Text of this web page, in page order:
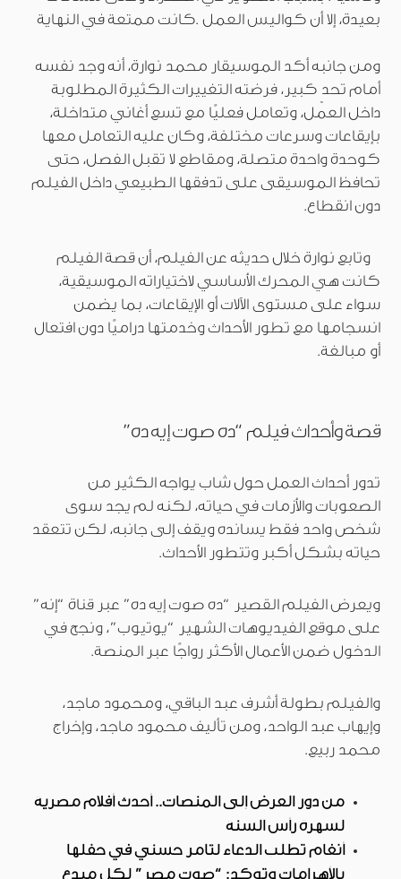
بعيدة، إلا أن كواليس العمل .كانت ممتعة في النهاية
ومن جانبه أكد الموسيقار محمد نوارة، أنه وجد نفسه
أمام تحدٍ كبير، فرضته التغييرات الكثيرة المطلوبة
داخل العمل، وتعامل فعليًا مع تسع أغاني متداخلة،
بإيقاعات وسرعات مختلفة، وكان عليه التعامل معها
كوحدة واحدة متصلة، ومقاطع لا تقبل الفصل، حتى
تحافظ الموسيقى على تدفقها الطبيعي داخل الفيلم
دون انقطاع.
وتابع نوارة خلال حديثه عن الفيلم، أن قصة الفيلم
كانت هي المحرك الأساسي لاختياراته الموسيقية،
سواء على مستوى الآلات أو الإيقاعات، بما يضمن
انسجامها مع تطور الأحداث وخدمتها دراميًا دون افتعال
أو مبالغة.
قصة وأحداث فيلم “ده صوت إيه ده”
تدور أحداث العمل حول شاب يواجه الكثير من
الصعوبات والأزمات في حياته، لكنه لم يجد سوى
شخص واحد فقط يسانده ويقف إلى جانبه، لكن تتعقد
حياته بشكل أكبر وتتطور الأحداث.
ويعرض الفيلم القصير “ده صوت إيه ده” عبر قناة “إنه”
على موقع الفيديوهات الشهير “يوتيوب”، ونجح في
الدخول ضمن الأعمال الأكثر رواجًا عبر المنصة.
والفيلم بطولة أشرف عبد الباقي، ومحمود ماجد،
وإيهاب عبد الواحد، ومن تأليف محمود ماجد، وإخراج
محمد ربيع.
من دور العرض إلى المنصات.. أحدث أفلام مصرية
لسهرة رأس السنة
أنغام تطلب الدعاء لتامر حسني في حفلها
بالأهرامات وتؤكد: “صوت مصر” لكل مبدع